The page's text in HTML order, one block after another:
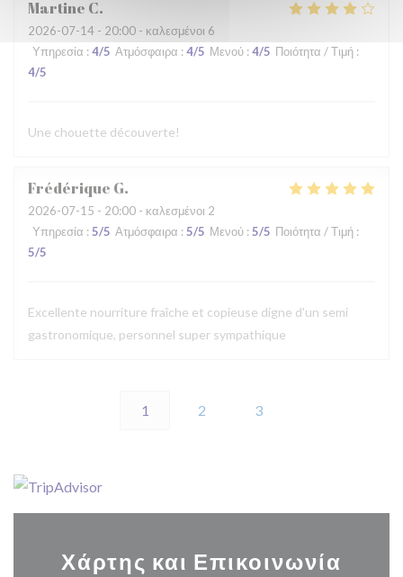
Martine C
2026-07-14 - 20:00 - καλεσμένοι 6
Υπηρεσία : 4/5 Ατμόσφαιρα : 4/5 Μενού : 4/5 Ποιότητα / Τιμή :
4/5
Une chouette découverte!
Frédérique G
2026-07-15 - 20:00 - καλεσμένοι 2
Υπηρεσία : 5/5 Ατμόσφαιρα : 5/5 Μενού : 5/5 Ποιότητα / Τιμή :
5/5
Excellente nourriture fraîche et copieuse digne d'un semi
gastronomique, personnel super sympathique
1 2 3
Χάρτης και Επικοινωνία